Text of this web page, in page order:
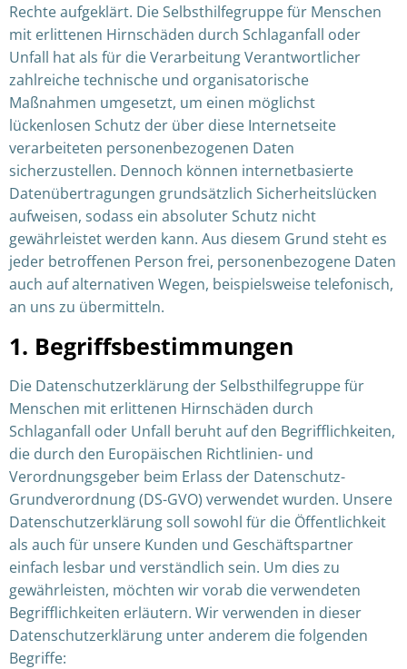
Rechte aufgeklärt. Die Selbsthilfegruppe für Menschen
mit erlittenen Hirnschäden durch Schlaganfall oder
Unfall hat als für die Verarbeitung Verantwortlicher
zahlreiche technische und organisatorische
Maßnahmen umgesetzt, um einen möglichst
lückenlosen Schutz der über diese Internetseite
verarbeiteten personenbezogenen Daten
sicherzustellen. Dennoch können internetbasierte
Datenübertragungen grundsätzlich Sicherheitslücken
aufweisen, sodass ein absoluter Schutz nicht
gewährleistet werden kann. Aus diesem Grund steht es
jeder betroffenen Person frei, personenbezogene Daten
auch auf alternativen Wegen, beispielsweise telefonisch,
an uns zu übermitteln.
1. Begriffsbestimmungen
Die Datenschutzerklärung der Selbsthilfegruppe für
Menschen mit erlittenen Hirnschäden durch
Schlaganfall oder Unfall beruht auf den Begrifflichkeiten,
die durch den Europäischen Richtlinien- und
Verordnungsgeber beim Erlass der Datenschutz-
Grundverordnung (DS-GVO) verwendet wurden. Unsere
Datenschutzerklärung soll sowohl für die Öffentlichkeit
als auch für unsere Kunden und Geschäftspartner
einfach lesbar und verständlich sein. Um dies zu
gewährleisten, möchten wir vorab die verwendeten
Begrifflichkeiten erläutern. Wir verwenden in dieser
Datenschutzerklärung unter anderem die folgenden
Begriffe: